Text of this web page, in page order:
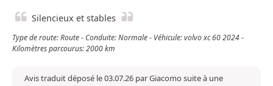
Silencieux et stables
Type de route: Route - Conduite: Normale - Véhicule: volvo xc 60 2024 -
Kilomètres parcourus: 2000 km
Avis traduit déposé le 03.07.26 par Giacomo suite à une